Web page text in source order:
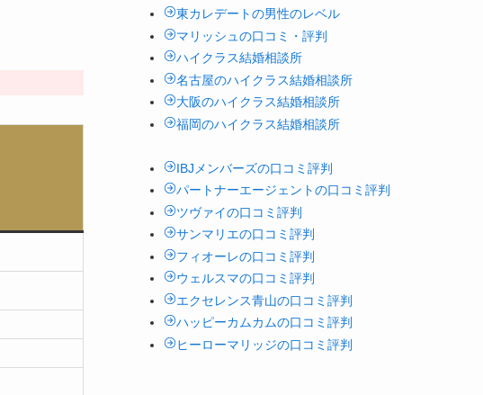
東カレデートの男性のレベル
マリッシュの口コミ・評判
ハイクラス結婚相談所
名古屋のハイクラス結婚相談所
大阪のハイクラス結婚相談所
福岡のハイクラス結婚相談所
IBJメンバーズの口コミ評判
パートナーエージェントの口コミ評判
ツヴァイの口コミ評判
サンマリエの口コミ評判
フィオーレの口コミ評判
ウェルスマの口コミ評判
エクセレンス青山の口コミ評判
ハッピーカムカムの口コミ評判
ヒーローマリッジの口コミ評判